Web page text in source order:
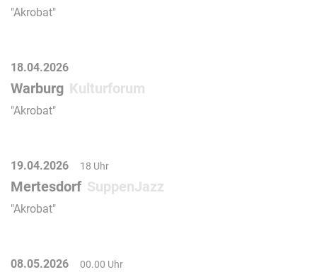
"Akrobat"
18.04.2026
Warburg Kulturforum
"Akrobat"
19.04.2026 18 Uhr
Mertesdorf SuppenJazz
"Akrobat"
08.05.2026 00.00 Uhr